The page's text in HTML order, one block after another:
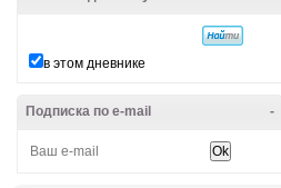
в этом дневнике
-
Подписка по e-mail